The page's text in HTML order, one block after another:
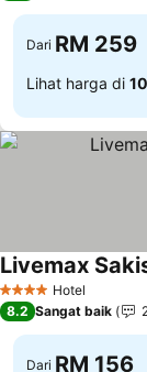
Dari RM 259
Lihat harga di
4 BintangHotel
Livemax
8.2 Sangat baik
Dari RM 156